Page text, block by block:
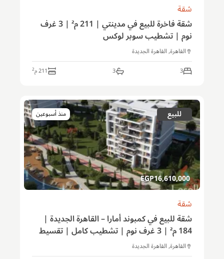
شقة
شقة فاخرة للبيع في مدينتي | 211 م² | 3 غرف
نوم | تشطيب سوبر لوكس
القاهرة, القاهرة الجديدة
3
3
211م2
للبيع منذ أسبوعين
16,610,000
EGP
شقة
شقة للبيع في كمبوند أمارا – القاهرة الجديدة |
184 م² | 3 غرف نوم | تشطيب كامل | تقسيط
حتى 10 سنوات
القاهرة, القاهرة الجديدة